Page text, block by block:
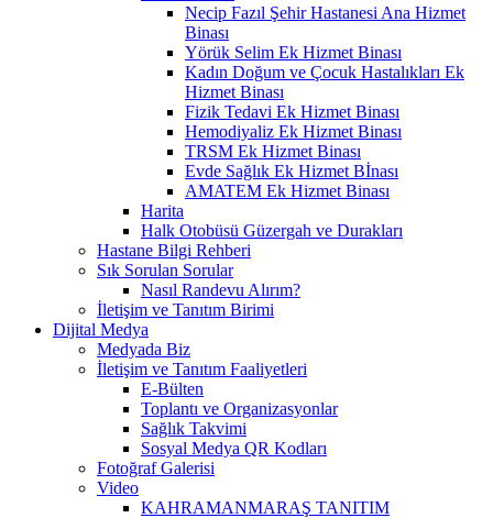
Necip Fazıl Şehir Hastanesi Ana Hizmet
Binası
Yörük Selim Ek Hizmet Binası
Kadın Doğum ve Çocuk Hastalıkları Ek
Hizmet Binası
Fizik Tedavi Ek Hizmet Binası
Hemodiyaliz Ek Hizmet Binası
TRSM Ek Hizmet Binası
Evde Sağlık Ek Hizmet Bİnası
AMATEM Ek Hizmet Binası
Harita
Halk Otobüsü Güzergah ve Durakları
Hastane Bilgi Rehberi
Sık Sorulan Sorular
Nasıl Randevu Alırım?
İletişim ve Tanıtım Birimi
Dijital Medya
Medyada Biz
İletişim ve Tanıtım Faaliyetleri
E-Bülten
Toplantı ve Organizasyonlar
Sağlık Takvimi
Sosyal Medya QR Kodları
Fotoğraf Galerisi
Video
KAHRAMANMARAŞ TANITIM